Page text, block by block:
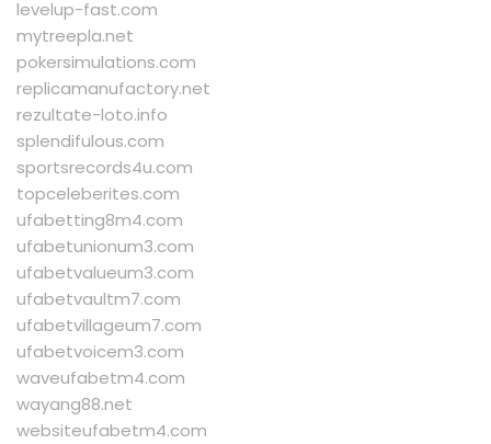
levelup-fast.com
mytreepla.net
pokersimulations.com
replicamanufactory.net
rezultate-loto.info
splendifulous.com
sportsrecords4u.com
topceleberites.com
ufabetting8m4.com
ufabetunionum3.com
ufabetvalueum3.com
ufabetvaultm7.com
ufabetvillageum7.com
ufabetvoicem3.com
waveufabetm4.com
wayang88.net
websiteufabetm4.com